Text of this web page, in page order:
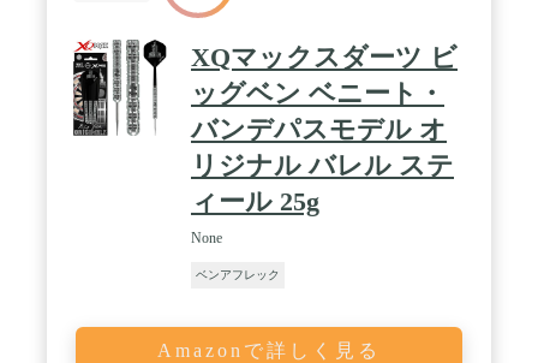
XQマックスダーツ ビ
ッグベン ベニート・
バンデパスモデル オ
リジナル バレル ステ
ィール 25g
None
ベンアフレック
Amazonで詳しく見る